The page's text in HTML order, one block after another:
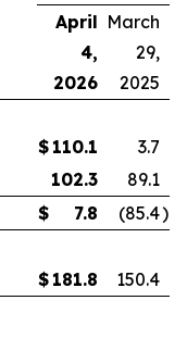
April
4,
2026
March
29,
2025
$ 110.1
3.7
102.3
89.1
$ 7.8 (85.4)
$ 181.8 150.4